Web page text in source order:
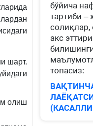
шарт.
олиш
бўйича
тартиби –
солиқлар,
акс
топасиз: